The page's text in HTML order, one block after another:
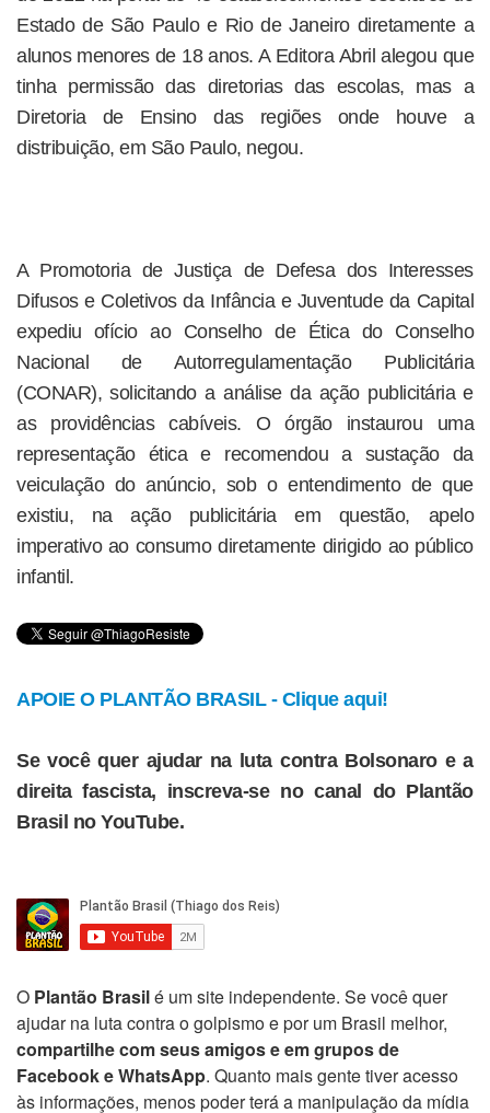
Estado de São Paulo e Rio de Janeiro diretamente a
alunos menores de 18 anos. A Editora Abril alegou que
tinha permissão das diretorias das escolas, mas a
Diretoria de Ensino das regiões onde houve a
distribuição, em São Paulo, negou.
A Promotoria de Justiça de Defesa dos Interesses
Difusos e Coletivos da Infância e Juventude da Capital
expediu ofício ao Conselho de Ética do Conselho
Nacional de Autorregulamentação Publicitária
(CONAR), solicitando a análise da ação publicitária e
as providências cabíveis. O órgão instaurou uma
representação ética e recomendou a sustação da
veiculação do anúncio, sob o entendimento de que
existiu, na ação publicitária em questão, apelo
imperativo ao consumo diretamente dirigido ao público
infantil.
APOIE O PLANTÃO BRASIL - Clique aqui!
Se você quer ajudar na luta contra Bolsonaro e a
direita fascista, inscreva-se no canal do Plantão
Brasil no YouTube.
O Plantão Brasilé um site independente. Se você quer
ajudar na luta contra o golpismo e por um Brasil melhor,
compartilhe com seus amigos e em grupos de
Facebook e WhatsApp. Quanto mais gente tiver acesso
às informações, menos poder terá a manipulação da mídia